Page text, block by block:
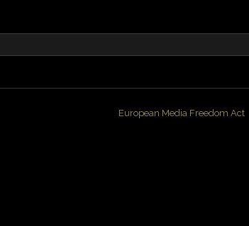
European Media Freedom Act